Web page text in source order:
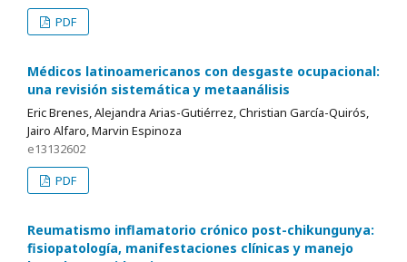
PDF
Médicos latinoamericanos con desgaste ocupacional:
una revisión sistemática y metaanálisis
Eric Brenes, Alejandra Arias-Gutiérrez, Christian García-Quirós,
Jairo Alfaro, Marvin Espinoza
e13132602
PDF
Reumatismo inflamatorio crónico post-chikungunya:
fisiopatología, manifestaciones clínicas y manejo